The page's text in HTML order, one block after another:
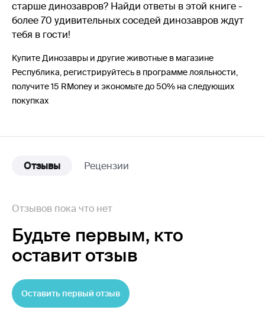
старше динозавров? Найди ответы в этой книге -
более 70 удивительных соседей динозавров ждут
тебя в гости!
Купите Динозавры и другие животные в магазине
Республика, регистрируйтесь в программе лояльности,
получите 15 RMoney и экономьте до 50% на следующих
покупках
Отзывы Рецензии
Отзывов пока что нет
Будьте первым, кто
оставит отзыв
Оставить первый отзыв